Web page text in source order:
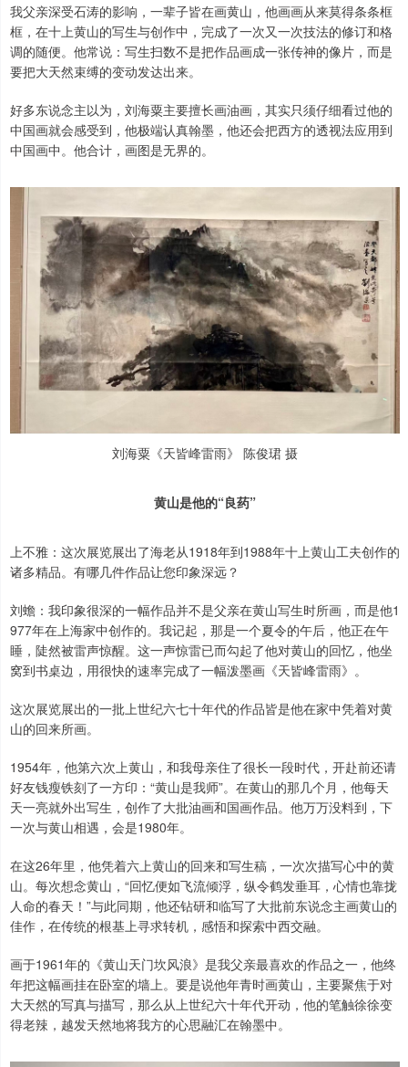
我父亲深受石涛的影响，一辈子皆在画黄山，他画画从来莫得条条框
框，在十上黄山的写生与创作中，完成了一次又一次技法的修订和格
调的随便。他常说：写生扫数不是把作品画成一张传神的像片，而是
要把大天然束缚的变动发达出来。
好多东说念主以为，刘海粟主要擅长画油画，其实只须仔细看过他的
中国画就会感受到，他极端认真翰墨，他还会把西方的透视法应用到
中国画中。他合计，画图是无界的。
刘海粟《天皆峰雷雨》 陈俊珺 摄
黄山是他的“良药”
上不雅：这次展览展出了海老从1918年到1988年十上黄山工夫创作的
诸多精品。有哪几件作品让您印象深远？
刘蟾：我印象很深的一幅作品并不是父亲在黄山写生时所画，而是他1
977年在上海家中创作的。我记起，那是一个夏令的午后，他正在午
睡，陡然被雷声惊醒。这一声惊雷已而勾起了他对黄山的回忆，他坐
窝到书桌边，用很快的速率完成了一幅泼墨画《天皆峰雷雨》。
这次展览展出的一批上世纪六七十年代的作品皆是他在家中凭着对黄
山的回来所画。
1954年，他第六次上黄山，和我母亲住了很长一段时代，开赴前还请
好友钱瘦铁刻了一方印：“黄山是我师”。在黄山的那几个月，他每天
天一亮就外出写生，创作了大批油画和国画作品。他万万没料到，下
一次与黄山相遇，会是1980年。
在这26年里，他凭着六上黄山的回来和写生稿，一次次描写心中的黄
山。每次想念黄山，“回忆便如飞流倾浮，纵令鹤发垂耳，心情也靠拢
人命的春天！”与此同期，他还钻研和临写了大批前东说念主画黄山的
佳作，在传统的根基上寻求转机，感悟和探索中西交融。
画于1961年的《黄山天门坎风浪》是我父亲最喜欢的作品之一，他终
年把这幅画挂在卧室的墙上。要是说他年青时画黄山，主要聚焦于对
大天然的写真与描写，那么从上世纪六十年代开动，他的笔触徐徐变
得老辣，越发天然地将我方的心思融汇在翰墨中。